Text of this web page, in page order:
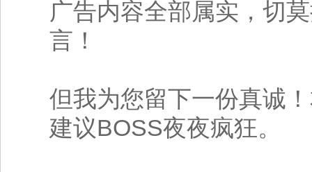
广告内容全部属实，切
言！
但我为您留下一份真诚
建议BOSS夜夜疯狂。